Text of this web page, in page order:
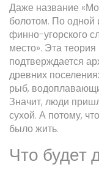
Даже название
болотом. По одной
финно-угорского
место». Эта
подтверждается
древних
рыб,
Значит, люди
сухой. А потому,
было жить.
Что будет